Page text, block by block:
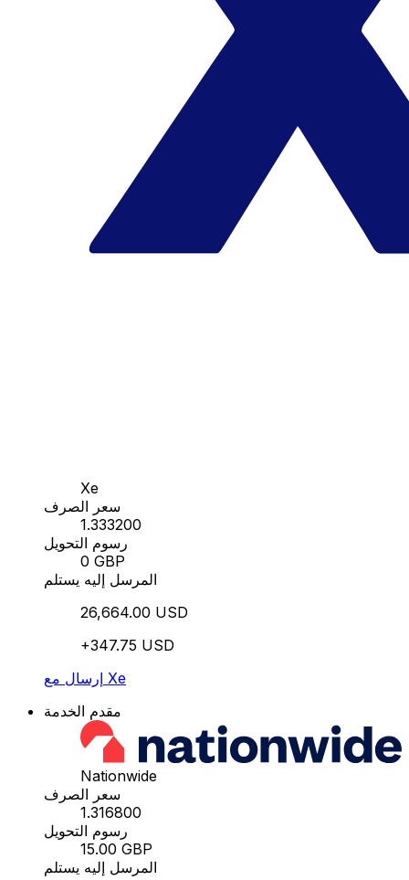
Xe
سعر الصرف
1.333200
رسوم التحويل
0 GBP
المرسل إليه يستلم
26,664.00 USD
+347.75 USD
إرسال مع Xe
مقدم الخدمة
Nationwide
سعر الصرف
1.316800
رسوم التحويل
15.00 GBP
المرسل إليه يستلم